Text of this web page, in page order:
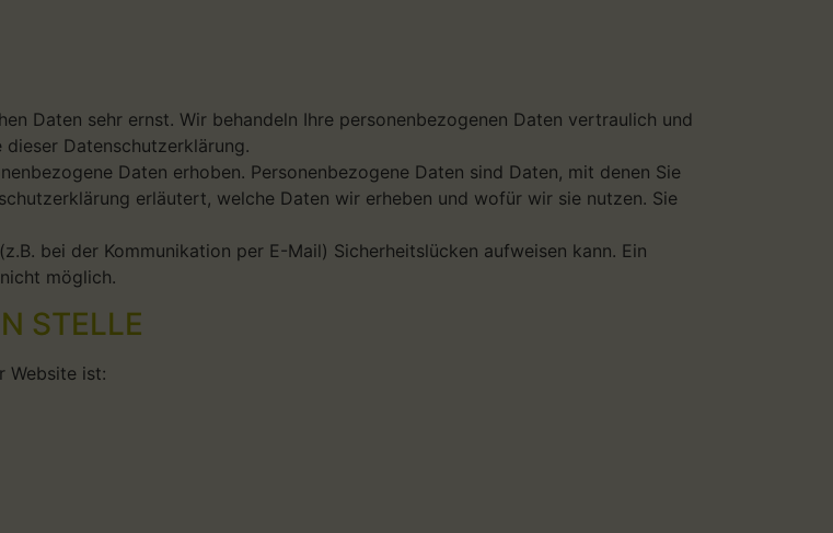
Daten sehr ernst. Wir behandeln Ihre personenbezogenen Daten vertraulich und
Datenschutzerklärung.
Daten erhoben. Personenbezogene Daten sind Daten, mit denen Sie
erläutert, welche Daten wir erheben und wofür wir sie nutzen. Sie
bei der Kommunikation per E-Mail) Sicherheitslücken aufweisen kann. Ein
möglich.
STELLE
Website ist: